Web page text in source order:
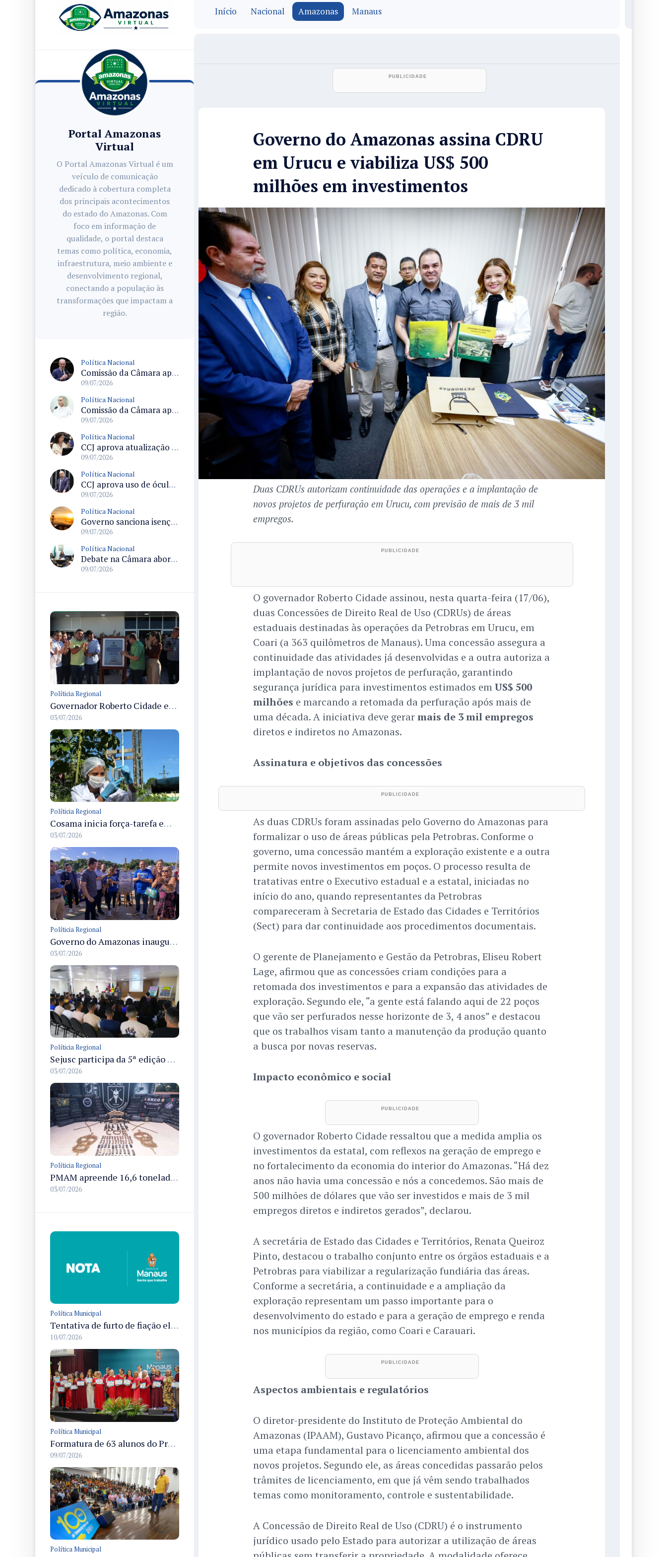
Portal Amazonas
Virtual
O Portal Amazonas Virtual é um
veículo de comunicação
dedicado à cobertura completa
dos principais acontecimentos
do estado do Amazonas. Com
foco em informação de
qualidade, o portal destaca
temas como política, economia,
infraestrutura, meio ambiente e
desenvolvimento regional,
conectando a população às
transformações que impactam a
região.
Política Nacional
Comissão da Câmara aprova sinalização de atendimento prioritário com símbolos e descrições para diversas deficiências
09/07/2026
Política Nacional
Comissão da Câmara aprova criação da Política Nacional de Saúde na Escola com adesão facultativa às redes privadas
09/07/2026
Política Nacional
CCJ aprova atualização vacinal em todas as oportunidades de contato no sistema público de saúde
09/07/2026
Política Nacional
CCJ aprova uso de óculos biópticos no processo de obtenção da Carteira Nacional de Habilitação para pessoas com deficiência
09/07/2026
Política Nacional
Governo sanciona isenção do ISS para empresas que organizarem a Copa do Mundo Feminina 2027 em oito cidades
09/07/2026
Política Nacional
Debate na Câmara aborda fim das licenciaturas EaD e efeitos no acesso à educação em áreas afastadas
09/07/2026
Políticia Regional
Governador Roberto Cidade entrega readequação do ambulatório da FCecon e amplia capacidade de atendimento oncológico em Manaus
03/07/2026
Políticia Regional
Cosama inicia força-tarefa em Anamã para fortalecer abastecimento de água e segurança hídrica da população
03/07/2026
Políticia Regional
Governo do Amazonas inaugura primeiro Castramóvel Fluvial para atendimento veterinário às comunidades ribeirinhas e castração gratuita
03/07/2026
Políticia Regional
Sejusc participa da 5ª edição do Caminhos Literários com foco na cultura hip-hop nas unidades socioeducativas
03/07/2026
Políticia Regional
PMAM apreende 16,6 toneladas de entorpecentes e registra aumento nas prisões em flagrante e nas capturas de foragidos no primeiro semestre de 2026
03/07/2026
Política Municipal
Tentativa de furto de fiação elétrica no Terminal de Integração 4 provoca interrupção de energia em Manaus
10/07/2026
Política Municipal
Formatura de 63 alunos do Programa Ampliando Horizontes em Manaus celebra conclusão de cursos de idiomas
09/07/2026
Política Municipal
Início Nacional Amazonas Manaus
Governo do Amazonas assina CDRU
em Urucu e viabiliza US$ 500
milhões em investimentos
Duas CDRUs autorizam continuidade das operações e a implantação de
novos projetos de perfuração em Urucu, com previsão de mais de 3 mil
empregos.
O governador Roberto Cidade assinou, nesta quarta-feira (17/06),
duas Concessões de Direito Real de Uso (CDRUs) de áreas
estaduais destinadas às operações da Petrobras em Urucu, em
Coari (a 363 quilômetros de Manaus). Uma concessão assegura a
continuidade das atividades já desenvolvidas e a outra autoriza a
implantação de novos projetos de perfuração, garantindo
segurança jurídica para investimentos estimados emUS$ 500
milhões e marcando a retomada da perfuração após mais de
uma década. A iniciativa deve gerarmais de 3 mil empregos
diretos e indiretos no Amazonas.
Assinatura e objetivos das concessões
As duas CDRUs foram assinadas pelo Governo do Amazonas para
formalizar o uso de áreas públicas pela Petrobras. Conforme o
governo, uma concessão mantém a exploração existente e a outra
permite novos investimentos em poços. O processo resulta de
tratativas entre o Executivo estadual e a estatal, iniciadas no
início do ano, quando representantes da Petrobras
compareceram à Secretaria de Estado das Cidades e Territórios
(Sect) para dar continuidade aos procedimentos documentais.
O gerente de Planejamento e Gestão da Petrobras, Eliseu Robert
Lage, afirmou que as concessões criam condições para a
retomada dos investimentos e para a expansão das atividades de
exploração. Segundo ele, “a gente está falando aqui de 22 poços
que vão ser perfurados nesse horizonte de 3, 4 anos” e destacou
que os trabalhos visam tanto a manutenção da produção quanto
a busca por novas reservas.
Impacto econômico e social
O governador Roberto Cidade ressaltou que a medida amplia os
investimentos da estatal, com reflexos na geração de emprego e
no fortalecimento da economia do interior do Amazonas. “Há dez
anos não havia uma concessão e nós a concedemos. São mais de
500 milhões de dólares que vão ser investidos e mais de 3 mil
empregos diretos e indiretos gerados”, declarou.
A secretária de Estado das Cidades e Territórios, Renata Queiroz
Pinto, destacou o trabalho conjunto entre os órgãos estaduais e a
Petrobras para viabilizar a regularização fundiária das áreas.
Conforme a secretária, a continuidade e a ampliação da
exploração representam um passo importante para o
desenvolvimento do estado e para a geração de emprego e renda
nos municípios da região, como Coari e Carauari.
Aspectos ambientais e regulatórios
O diretor-presidente do Instituto de Proteção Ambiental do
Amazonas (IPAAM), Gustavo Picanço, afirmou que a concessão é
uma etapa fundamental para o licenciamento ambiental dos
novos projetos. Segundo ele, as áreas concedidas passarão pelos
trâmites de licenciamento, em que já vêm sendo trabalhados
temas como monitoramento, controle e sustentabilidade.
A Concessão de Direito Real de Uso (CDRU) é o instrumento
jurídico usado pelo Estado para autorizar a utilização de áreas